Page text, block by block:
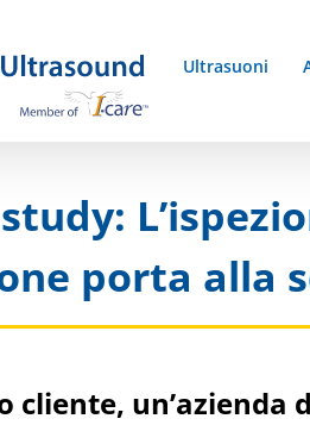
Ultrasuoni
study:
porta alla
cliente, un’azienda